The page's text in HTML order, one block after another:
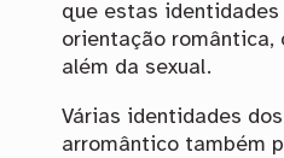
que estas identidades
orientação romântica,
além da sexual.
Várias identidades
arromântico também